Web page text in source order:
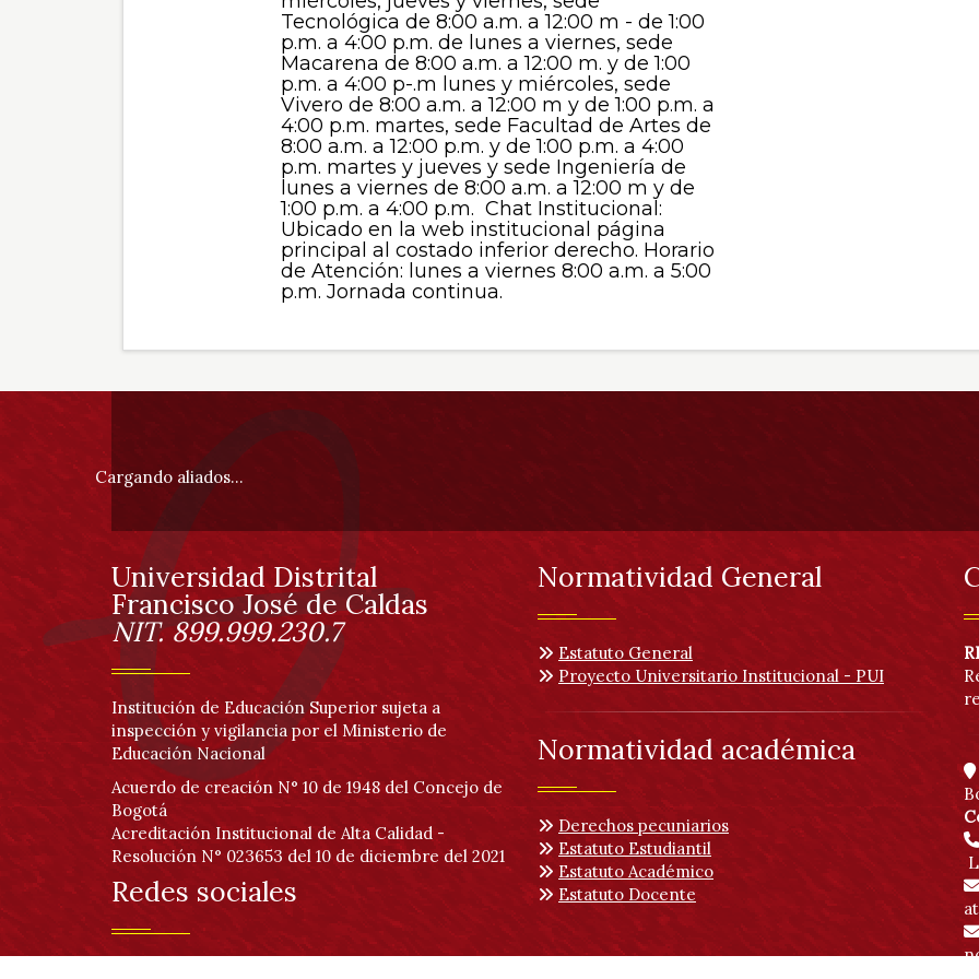
Tecnológica de 8:00 a.m. a 12:00 m - de 1:00
p.m. a 4:00 p.m. de lunes a viernes, sede
Macarena de 8:00 a.m. a 12:00 m. y de 1:00
p.m. a 4:00 p-.m lunes y miércoles, sede
Vivero de 8:00 a.m. a 12:00 m y de 1:00 p.m. a
4:00 p.m. martes, sede Facultad de Artes de
8:00 a.m. a 12:00 p.m. y de 1:00 p.m. a 4:00
p.m. martes y jueves y sede Ingeniería de
lunes a viernes de 8:00 a.m. a 12:00 m y de
1:00 p.m. a 4:00 p.m. Chat Institucional:
Ubicado en la web institucional página
principal al costado inferior derecho. Horario
de Atención: lunes a viernes 8:00 a.m. a 5:00
p.m. Jornada continua.
Información
pie
de
página
Cargando aliados...
Información
Universidad Distrital
Francisco José de Caldas
NIT. 899.999.230.7
Institución de Educación Superior sujeta a
inspección y vigilancia por el Ministerio de
Educación Nacional
Acuerdo de creación N° 10 de 1948 del Concejo de
Bogotá
Acreditación Institucional de Alta Calidad -
Resolución N° 023653 del 10 de diciembre del 2021
Redes sociales
Normatividad General
Estatuto General
Proyecto Universitario Institucional - PUI
Normatividad académica
Derechos pecuniarios
Estatuto Estudiantil
Estatuto Académico
Estatuto Docente